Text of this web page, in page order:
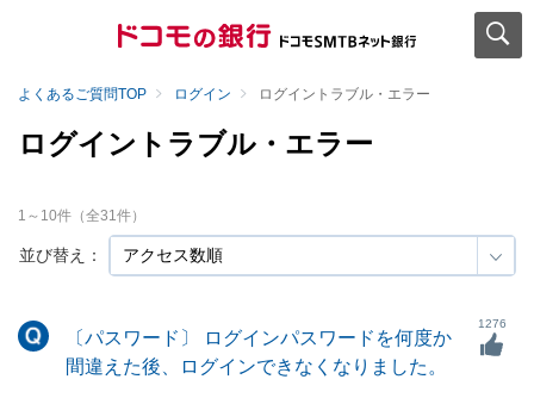
よくあるご質問TOP ログイン ログイントラブル・エラー
ログイントラブル・エラー
並び替え：
1 ～ 10件（全31件）
〔パスワード〕 ログインパスワードを何度か
間違えた後、ログインできなくなりました。
1276